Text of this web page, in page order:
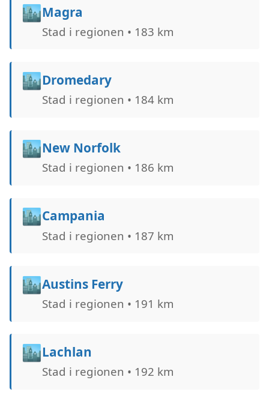
🏙️Magra
Stad i regionen • 183 km
🏙️Dromedary
Stad i regionen • 184 km
🏙️New Norfolk
Stad i regionen • 186 km
🏙️Campania
Stad i regionen • 187 km
🏙️Austins Ferry
Stad i regionen • 191 km
🏙️Lachlan
Stad i regionen • 192 km